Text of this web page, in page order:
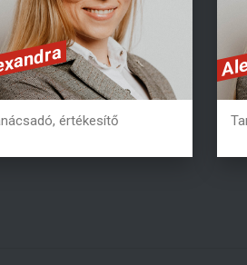
értékesítő
erat volutpat.
+36 20 362 2978